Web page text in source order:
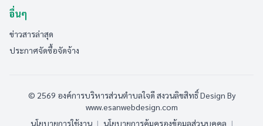
อื่นๆ
ข่าวสารล่าสุด
ประกาศจัดซื้อจัดจ้าง
© 2569 องค์การบริหารส่วนตำบลใจดี สงวนลิขสิทธิ์Design By
www.esanwebdesign.com
นโยบายการใช้งาน | นโยบายการคุ้มครองข้อมูลส่วนบุคคล |